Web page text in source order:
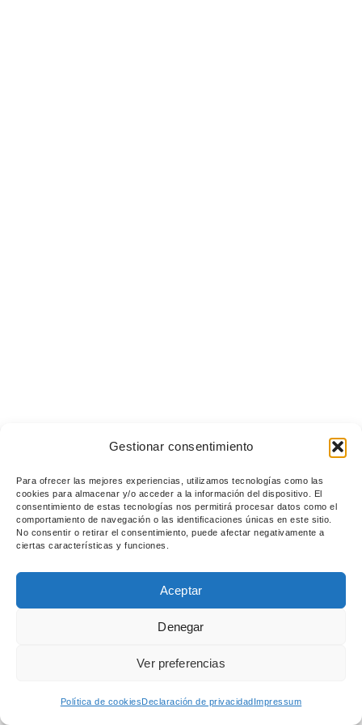
Gestionar consentimiento
Para ofrecer las mejores experiencias, utilizamos tecnologías como las
cookies para almacenar y/o acceder a la información del dispositivo. El
consentimiento de estas tecnologías nos permitirá procesar datos como el
comportamiento de navegación o las identificaciones únicas en este sitio.
No consentir o retirar el consentimiento, puede afectar negativamente a
ciertas características y funciones.
Aceptar
Denegar
Ver preferencias
Política de cookiesDeclaración de privacidadImpressum